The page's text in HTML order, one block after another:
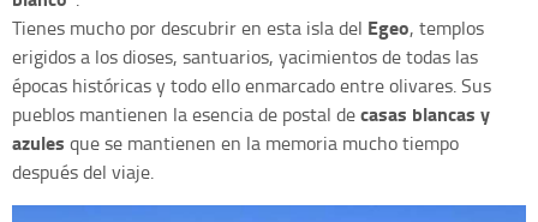
Tienes mucho por descubrir en esta isla del Egeo, templos
erigidos a los dioses, santuarios, yacimientos de todas las
épocas históricas y todo ello enmarcado entre olivares. Sus
pueblos mantienen la esencia de postal decasas blancas y
azules que se mantienen en la memoria mucho tiempo
después del viaje.